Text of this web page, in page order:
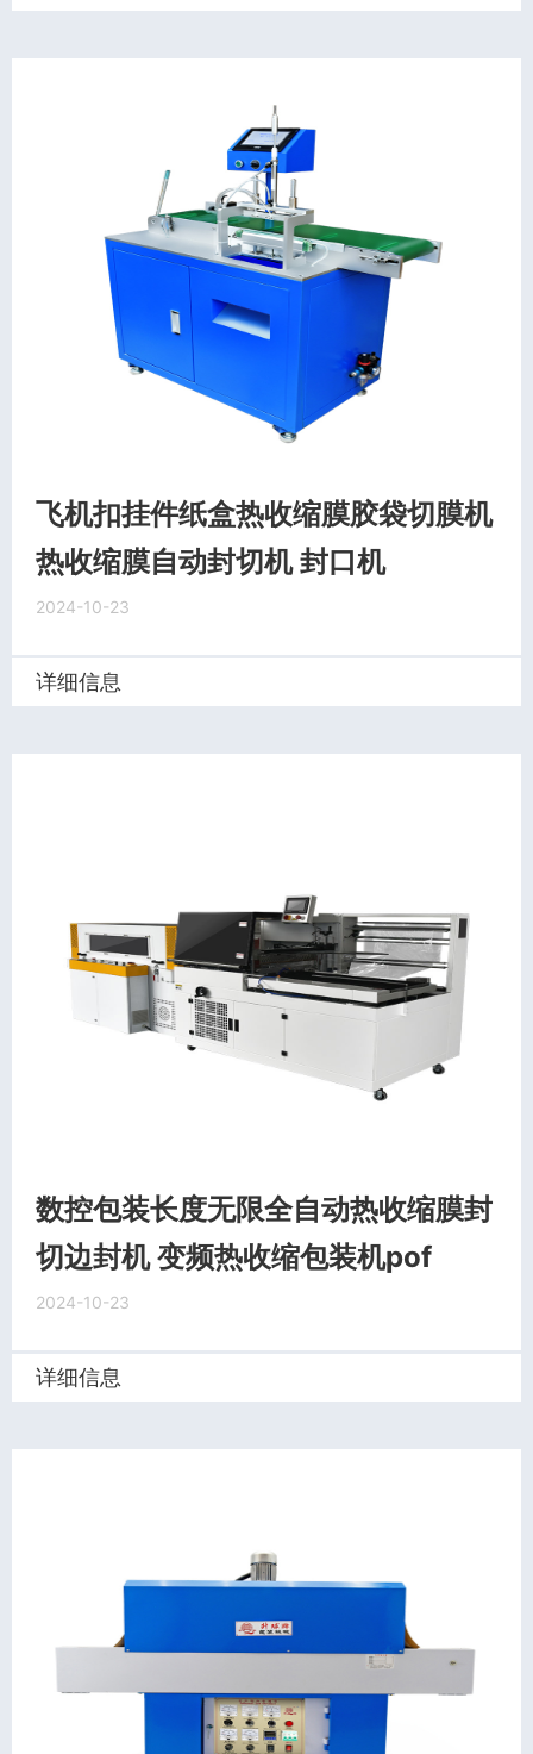
飞机扣挂件纸盒热收缩膜胶袋切膜机
热收缩膜自动封切机 封口机
2024-10-23
详细信息
数控包装长度无限全自动热收缩膜封
切边封机 变频热收缩包装机pof
2024-10-23
详细信息